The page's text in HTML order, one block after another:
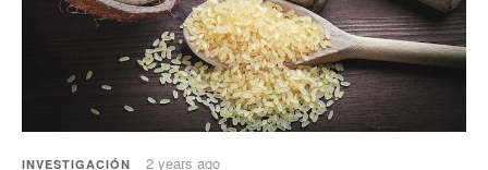
INVESTIGACIÓN 2 years ago